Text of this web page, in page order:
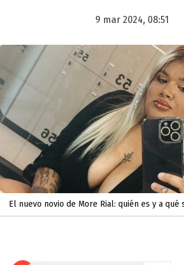
9 mar 2024, 08:51
El nuevo novio de More Rial: quién es y a qué